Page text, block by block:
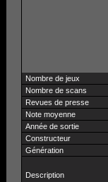
Nombre de jeux
Nombre de scans
Revues de presse
Note moyenne
Année de sortie
Constructeur
Génération
Description